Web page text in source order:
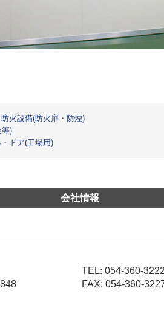
防火設備(防火扉・防煙)
等)
ドア(工場用)
会社情報
TEL: 054-360-3222
FAX: 054-360-